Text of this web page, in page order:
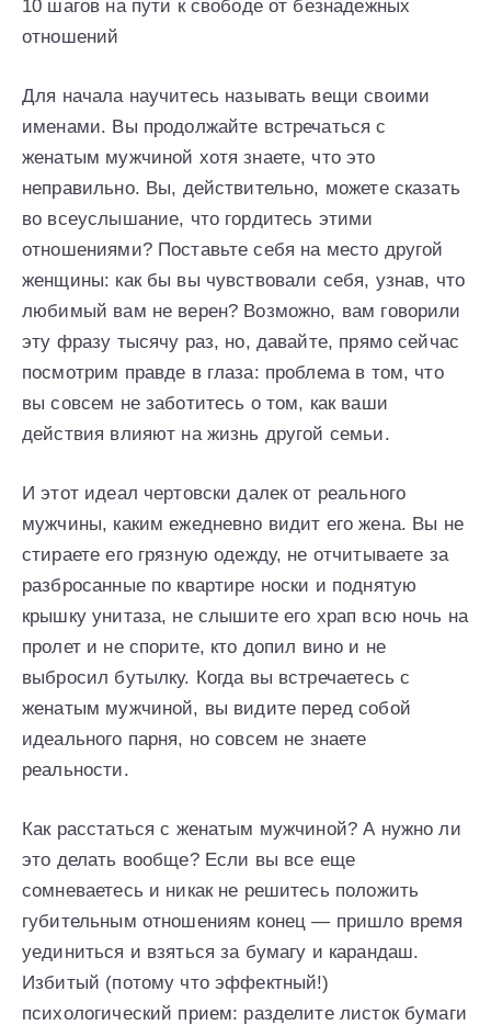
10 шагов на пути к свободе от безнадежных
отношений
Для начала научитесь называть вещи своими
именами. Вы продолжайте встречаться с
женатым мужчиной хотя знаете, что это
неправильно. Вы, действительно, можете сказать
во всеуслышание, что гордитесь этими
отношениями? Поставьте себя на место другой
женщины: как бы вы чувствовали себя, узнав, что
любимый вам не верен? Возможно, вам говорили
эту фразу тысячу раз, но, давайте, прямо сейчас
посмотрим правде в глаза: проблема в том, что
вы совсем не заботитесь о том, как ваши
действия влияют на жизнь другой семьи.
И этот идеал чертовски далек от реального
мужчины, каким ежедневно видит его жена. Вы не
стираете его грязную одежду, не отчитываете за
разбросанные по квартире носки и поднятую
крышку унитаза, не слышите его храп всю ночь на
пролет и не спорите, кто допил вино и не
выбросил бутылку. Когда вы встречаетесь с
женатым мужчиной, вы видите перед собой
идеального парня, но совсем не знаете
реальности.
Как расстаться с женатым мужчиной? А нужно ли
это делать вообще? Если вы все еще
сомневаетесь и никак не решитесь положить
губительным отношениям конец — пришло время
уединиться и взяться за бумагу и карандаш.
Избитый (потому что эффектный!)
психологический прием: разделите листок бумаги